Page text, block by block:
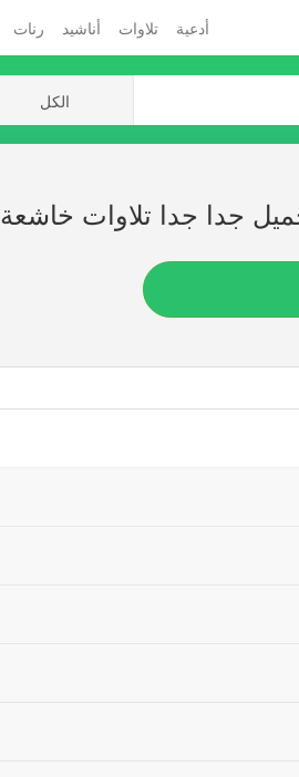
أدعية تلاوات أناشيد رنات
جدا جدا تلاوات خاشعة